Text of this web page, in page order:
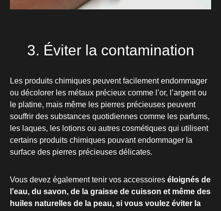
3. Éviter la contamination
Les produits chimiques peuvent facilement endommager
ou décolorer les métaux précieux comme l’or, l’argent ou
le platine, mais même les pierres précieuses peuvent
souffrir des substances quotidiennes comme les parfums,
les laques, les lotions ou autres cosmétiques qui utilisent
certains produits chimiques pouvant endommager la
surface des pierres précieuses délicates.
Vous devez également tenir vos accessoires éloignés de
l’eau, du savon, de la graisse de cuisson et même des
huiles naturelles de la peau, si vous voulez éviter la